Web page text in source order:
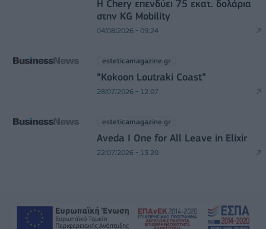
Η Chery επενδύει 75 εκατ. δολάρια
στην KG Mobility
04/08/2026 - 09:24
esteticamagazine.gr
“Kokoon Loutraki Coast”
28/07/2026 - 12:07
esteticamagazine.gr
Aveda I One for All Leave in Elixir
22/07/2026 - 13:20